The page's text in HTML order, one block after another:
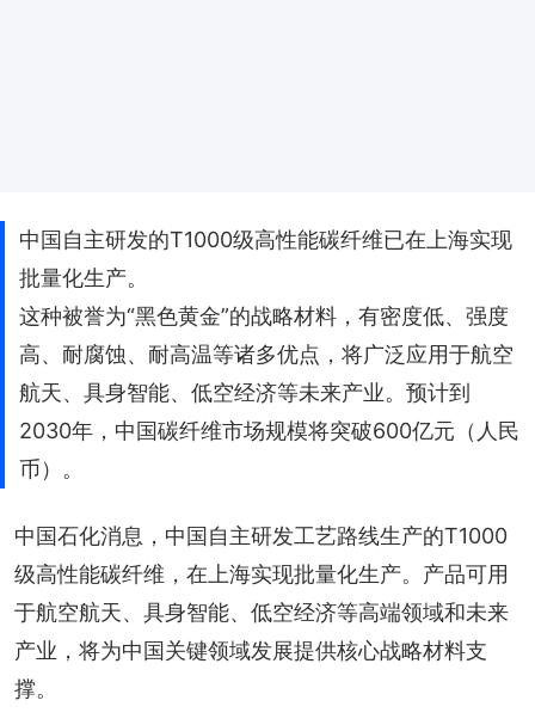
中国自主研发的T1000级高性能碳纤维已在上海实现
批量化生产。
这种被誉为“黑色黄金”的战略材料，有密度低、强度
高、耐腐蚀、耐高温等诸多优点，将广泛应用于航空
航天、具身智能、低空经济等未来产业。预计到
2030年，中国碳纤维市场规模将突破600亿元（人民
币）。
中国石化消息，中国自主研发工艺路线生产的T1000
级高性能碳纤维，在上海实现批量化生产。产品可用
于航空航天、具身智能、低空经济等高端领域和未来
产业，将为中国关键领域发展提供核心战略材料支
撑。